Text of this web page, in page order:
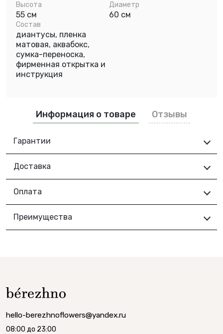
Высота
55 см
Диаметр
60 см
Состав
диантусы, пленка
матовая, аквабокс,
сумка-переноска,
фирменная открытка и
инструкция
Информация о товаре Отзывы
Гарантии
Доставка
Оплата
Преимущества
hello-berezhnoflowers@yandex.ru
08:00 до 23:00